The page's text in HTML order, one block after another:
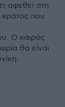
αφεθεί στη
κράτος που
Ο καιρός
θα είναι